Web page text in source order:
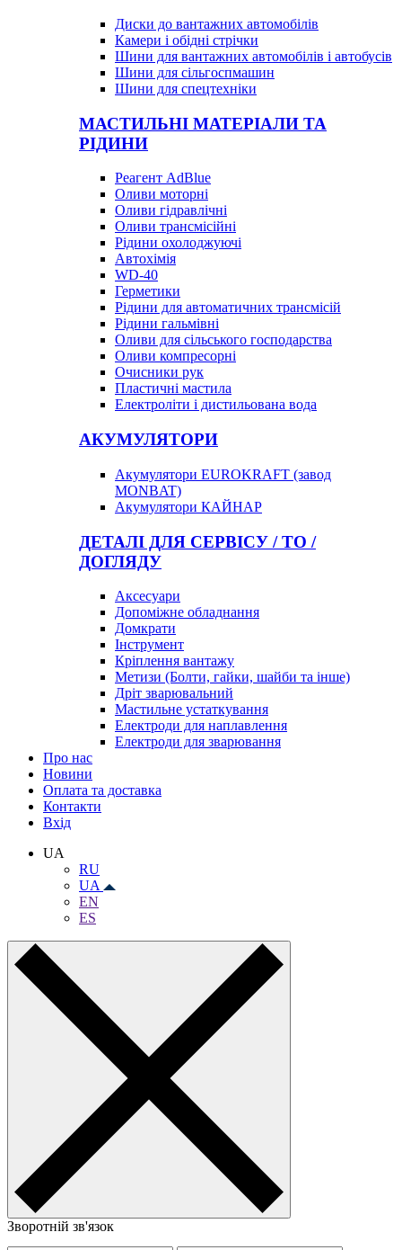
Диски до вантажних автомобілів
Камери і обідні стрічки
Шини для вантажних автомобілів і автобусів
Шини для сільгоспмашин
Шини для спецтехніки
МАСТИЛЬНІ МАТЕРІАЛИ ТА
РІДИНИ
Реагент AdBlue
Оливи моторні
Оливи гідравлічні
Оливи трансмісійні
Рідини охолоджуючі
Автохімія
WD-40
Герметики
Рідини для автоматичних трансмісій
Рідини гальмівні
Оливи для сільського господарства
Оливи компресорні
Очисники рук
Пластичні мастила
Електроліти і дистильована вода
АКУМУЛЯТОРИ
Акумулятори EUROKRAFT (завод
MONBAT)
Акумулятори КАЙНАР
ДЕТАЛІ ДЛЯ СЕРВІСУ / ТО /
ДОГЛЯДУ
Аксесуари
Допоміжне обладнання
Домкрати
Інструмент
Кріплення вантажу
Метизи (Болти, гайки, шайби та інше)
Дріт зварювальний
Мастильне устаткування
Електроди для наплавлення
Електроди для зварювання
Про нас
Новини
Оплата та доставка
Контакти
Вхiд
UA
RU
UA
EN
ES
Зворотній зв'язок